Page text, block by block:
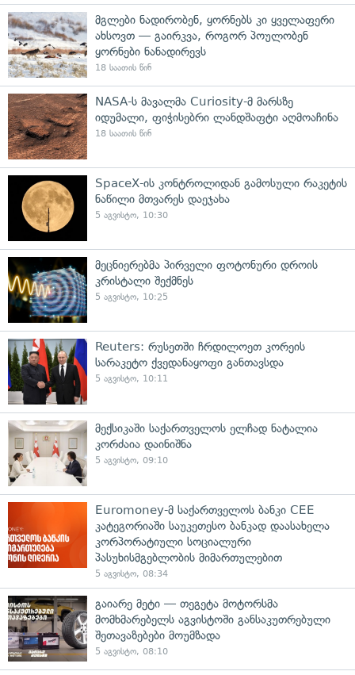
მგლები ნადირობენ, ყორნებს კი ყველაფერი
ახსოვთ — გაირკვა, როგორ პოულობენ
ყორნები ნანადირევს
18 საათის წინ
NASA-ს მავალმა Curiosity-მ მარსზე
იდუმალი, ფიჭისებრი ლანდშაფტი აღმოაჩინა
18 საათის წინ
SpaceX-ის კონტროლიდან გამოსული რაკეტის
ნაწილი მთვარეს დაეჯახა
5 აგვისტო, 10:30
მეცნიერებმა პირველი ფოტონური დროის
კრისტალი შექმნეს
5 აგვისტო, 10:25
Reuters: რუსეთში ჩრდილოეთ კორეის
სარაკეტო ქვედანაყოფი განთავსდა
5 აგვისტო, 10:11
მექსიკაში საქართველოს ელჩად ნატალია
კორძაია დაინიშნა
5 აგვისტო, 09:10
Euromoney-მ საქართველოს ბანკი CEE
კატეგორიაში საუკეთესო ბანკად დაასახელა
კორპორატიული სოციალური
პასუხისმგებლობის მიმართულებით
5 აგვისტო, 08:34
გაიარე მეტი — თეგეტა მოტორსმა
მომხმარებელს აგვისტოში განსაკუთრებული
შეთავაზებები მოუმზადა
5 აგვისტო, 08:10